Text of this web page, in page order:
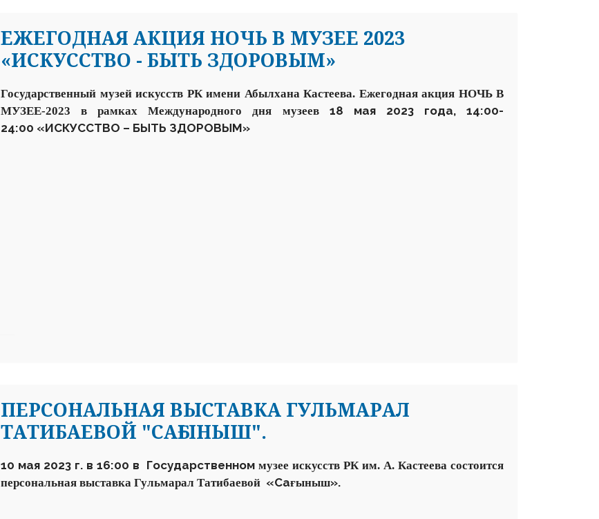
ЕЖЕГОДНАЯ АКЦИЯ НОЧЬ В МУЗЕЕ 2023
«ИСКУССТВО - БЫТЬ ЗДОРОВЫМ»
Государственный музей искусств РК имени Абылхана Кастеева. Ежегодная акция НОЧЬ В
МУЗЕЕ-2023в рамках Международного дня музеев 18 мая 2023 года, 14:00-
24:00 «ИСКУССТВО – БЫТЬ ЗДОРОВЫМ»
ПЕРСОНАЛЬНАЯ ВЫСТАВКА ГУЛЬМАРАЛ
ТАТИБАЕВОЙ "САҒЫНЫШ".
10 мая 2023 г. в 16:00 в Государственном музее искусств РК им. А. Кастеева состоится
персональная выставка Гульмарал Татибаевой «Сағыныш».